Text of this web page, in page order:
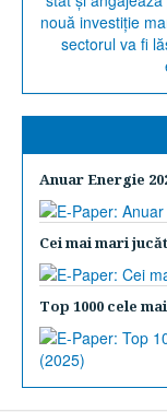
Anuar Energie
Cei mai mari
Top 1000 cele